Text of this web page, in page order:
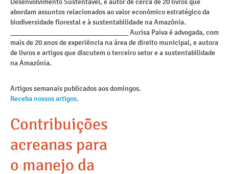
galeria
contato
Desenvolvimento Sustentável, é autor de cerca de 20 livros que
abordam assuntos relacionados ao valor econômico estratégico da
biodiversidade florestal e à sustentabilidade na Amazônia.
_________________________________ Aurisa Paiva é advogada, com
mais de 20 anos de experiência na área de direito municipal, e autora
de livros e artigos que discutem o terceiro setor e a sustentabilidade
na Amazônia.
Artigos semanais publicados aos domingos.
Receba nossos artigos.
Contribuições
acreanas para
o manejo da